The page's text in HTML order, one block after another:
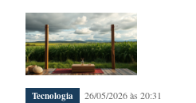
Tecnologia 26/05/2026 às 20:31